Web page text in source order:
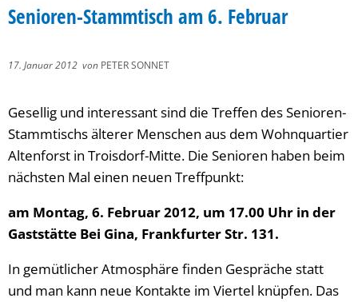
Senioren-Stammtisch am 6. Februar
17. Januar 2012 von PETER SONNET
Gesellig und interessant sind die Treffen des Senioren-
Stammtischs älterer Menschen aus dem Wohnquartier
Altenforst in Troisdorf-Mitte. Die Senioren haben beim
nächsten Mal einen neuen Treffpunkt:
am Montag, 6. Februar 2012, um 17.00 Uhr in der
Gaststätte Bei Gina, Frankfurter Str. 131.
In gemütlicher Atmosphäre finden Gespräche statt
und man kann neue Kontakte im Viertel knüpfen. Das